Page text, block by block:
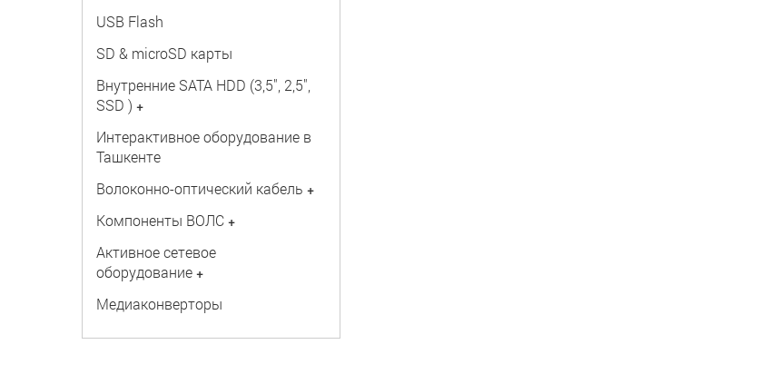
USB Flash
SD & microSD карты
Внутренние SATA HDD (3,5", 2,5",
SSD ) +
Интерактивное оборудование в
Ташкенте
Волоконно-оптический кабель +
Компоненты ВОЛС +
Активное сетевое
оборудование +
Медиаконверторы